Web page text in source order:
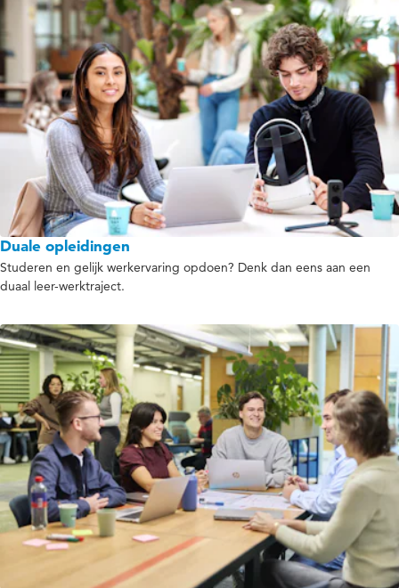
Duale opleidingen
Studeren en gelijk werkervaring opdoen? Denk dan eens aan een
duaal leer-werktraject.